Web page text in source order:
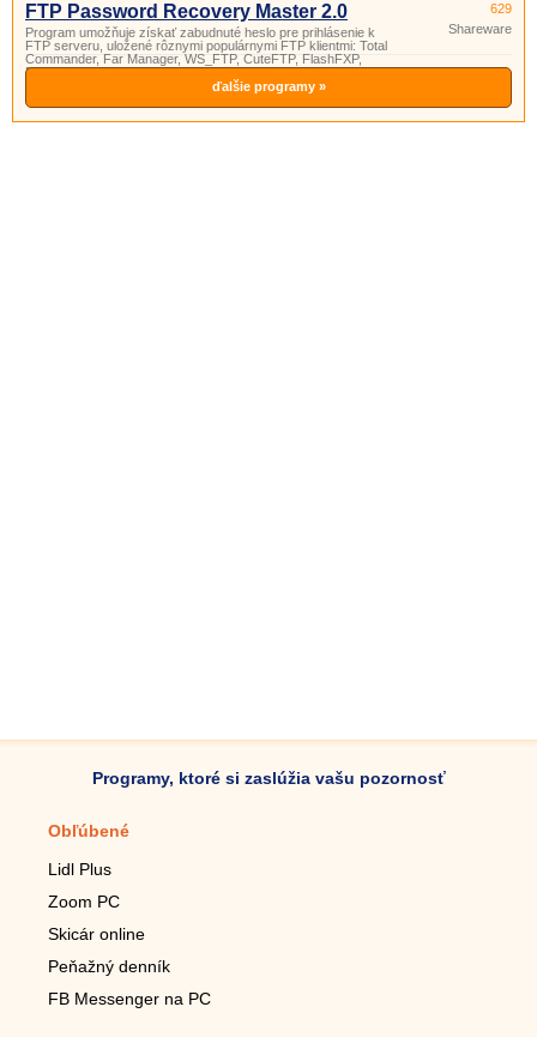
FTP Password Recovery Master 2.0
Program umožňuje získať zabudnuté heslo pre prihlásenie k
FTP serveru, uložené rôznymi populárnymi FTP klientmi: Total
Commander, Far Manager, WS_FTP, CuteFTP, FlashFXP,
FileZilla, FTP Commander a SmartFTP.
629
Shareware
ďalšie programy »
Programy, ktoré si zaslúžia vašu pozornosť
Obľúbené
Lidl Plus
Zoom PC
Skicár online
Peňažný denník
FB Messenger na PC